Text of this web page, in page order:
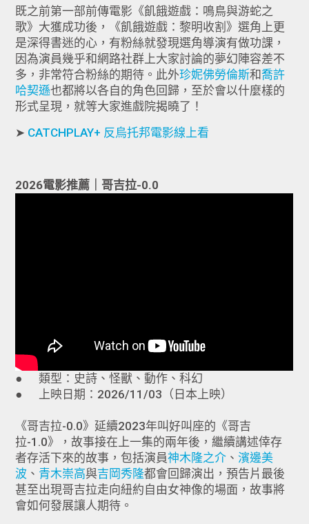
既之前第一部前傳電影《飢餓遊戲：鳴鳥與游蛇之
歌》大獲成功後，《飢餓遊戲：黎明收割》選角上更
是深得書迷的心，有粉絲就發現選角導演有做功課，
因為演員幾乎和網路社群上大家討論的夢幻陣容差不
多，非常符合粉絲的期待。此外珍妮佛勞倫斯和喬許
哈契遜也都將以各自的角色回歸，至於會以什麼樣的
形式呈現，就等大家進戲院揭曉了！
➤ CATCHPLAY+ 反烏托邦電影線上看
2026電影推薦｜哥吉拉-0.0
● 類型：史詩、怪獸、動作、科幻
● 上映日期：2026/11/03（日本上映）
《哥吉拉-0.0》延續2023年叫好叫座的《哥吉
拉-1.0》，故事接在上一集的兩年後，繼續講述倖存
者存活下來的故事，包括演員神木隆之介 、濱邊美
波 、 青木崇高與吉岡秀隆都會回歸演出，預告片最後
甚至出現哥吉拉走向紐約自由女神像的場面，故事將
會如何發展讓人期待。